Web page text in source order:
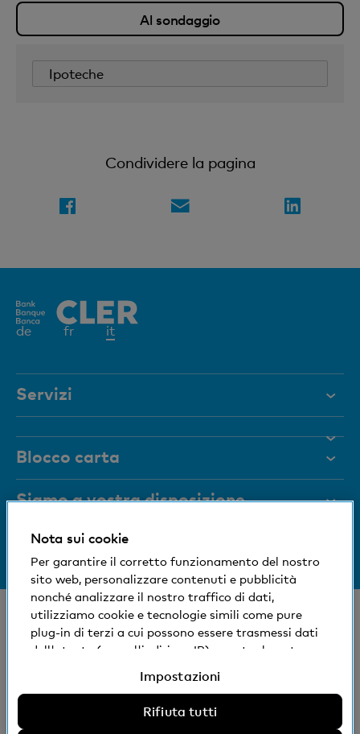
Al sondaggio
Ipoteche
Condividere la pagina
de fr itElemento
Servizi
Documenti
Rivista
Organi dirigenti
Medien
Impronta sociale ed ecologica
Blocco carta
+41 (0)800 88 99 66
Siamo a vostra disposizione
Aiuto e contatto
Succursali e Bancomat
Informazioni sulla banca
© Banca Cler
Condizioni e avvisi giuridici
La Banca Cler SA è una società controllata al 100%
Nota sui cookie
Per garantire il corretto funzionamento del nostro
sito web, personalizzare contenuti e pubblicità
nonché analizzare il nostro traffico di dati,
utilizziamo cookie e tecnologie simili come pure
plug-in di terzi a cui possono essere trasmessi dati
dell'utente (come l'indirizzo IP), eventualmente
modificare le impostazioni per l'uso di cookie e
relativa divulgazione di dati. Ulteriori informazioni:
Impostazioni
Rifiuta tutti